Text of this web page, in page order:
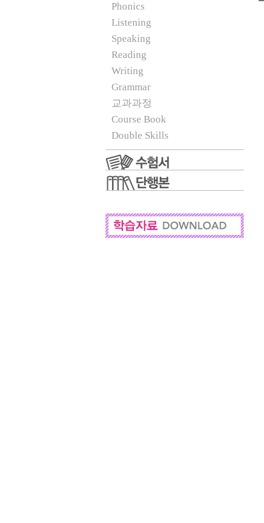
Phonics
Listening
Speaking
Reading
Writing
Grammar
교과과정
Course Book
Double Skills